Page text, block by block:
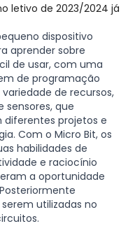
letivo de 2023/2024 já
dispositivo
aprender sobre
de usar, com uma
de programação
de recursos,
sensores, que
projetos e
Com o Micro Bit, os
habilidades de
e raciocínio
a oportunidade
utilizadas no